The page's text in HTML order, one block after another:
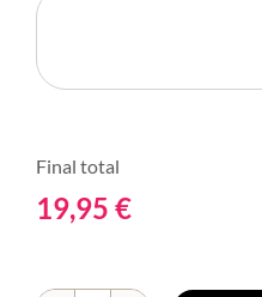
Final total
19,95 €